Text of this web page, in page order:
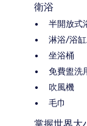
衛浴
半開放式
淋浴/浴
坐浴桶
免費盥洗
吹風機
毛巾